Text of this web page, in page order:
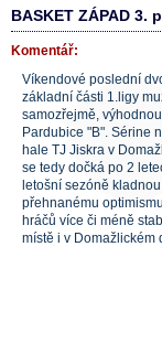
BASKET ZÁPAD 3.
Komentář:
Víkendové poslední
základní části 1.ligy
samozřejmě,
Pardubice "B". Sérine
hale TJ Jiskra v
se tedy dočká po 2
letošní sezóně
přehnanému
hráčů více či méně
místě i v Domažlickém